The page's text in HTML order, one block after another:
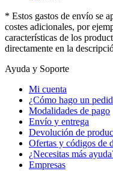
* Estos gastos de envío se
costes adicionales, por
características de los
directamente en la
Ayuda y Soporte
Mi cuenta
¿Cómo hago un
Modalidades de pago
Envío y entrega
Devolución de
Ofertas y códigos de
¿Necesitas más
Empresas